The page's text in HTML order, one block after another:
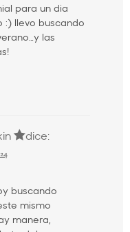
para un dia
:) llevo buscando
las
dice:
buscando
mismo
manera,